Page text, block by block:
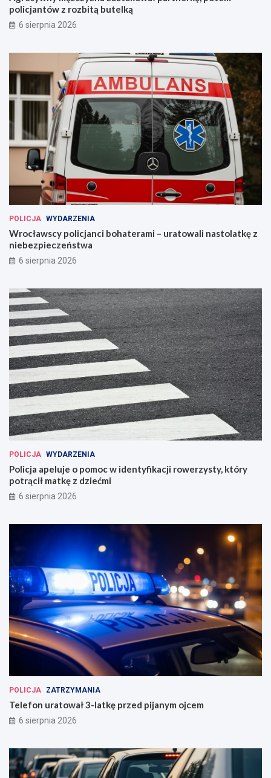
policjantów z rozbitą butelką
6 sierpnia 2026
POLICJA WYDARZENIA
Wrocławscy policjanci bohaterami – uratowali nastolatkę z
niebezpieczeństwa
6 sierpnia 2026
POLICJA WYDARZENIA
Policja apeluje o pomoc w identyfikacji rowerzysty, który
potrącił matkę z dziećmi
6 sierpnia 2026
POLICJA ZATRZYMANIA
Telefon uratował 3-latkę przed pijanym ojcem
6 sierpnia 2026